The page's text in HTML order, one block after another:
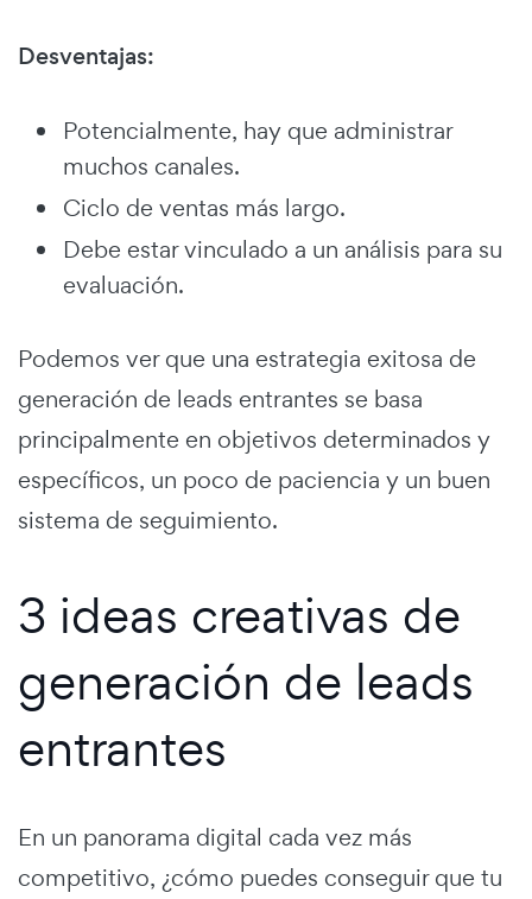
Desventajas:
Potencialmente, hay que administrar
muchos canales.
Ciclo de ventas más largo.
Debe estar vinculado a un análisis para su
evaluación.
Podemos ver que una estrategia exitosa de
generación de leads entrantes se basa
principalmente en objetivos determinados y
específicos, un poco de paciencia y un buen
sistema de seguimiento.
3 ideas creativas de
generación de leads
entrantes
En un panorama digital cada vez más
competitivo, ¿cómo puedes conseguir que tu